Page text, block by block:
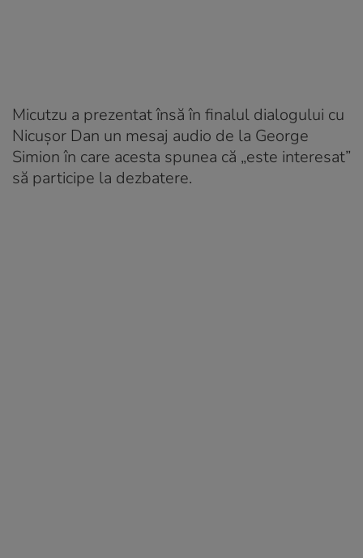
Micutzu a prezentat însă în finalul dialogului cu
Nicușor Dan un mesaj audio de la George
Simion în care acesta spunea că „este interesat”
să participe la dezbatere.